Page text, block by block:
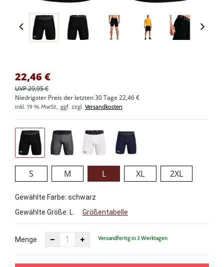
22,46 €
UVP 29,95 €
Niedrigster Preis der letzten 30 Tage 22,46 €
inkl. 19 % MwSt., ggf. zzgl. Versandkosten
S M L XL 2XL
Gewählte Farbe: schwarz
Gewählte Größe: L Größentabelle
Menge Versandfertig in 2 Werktagen